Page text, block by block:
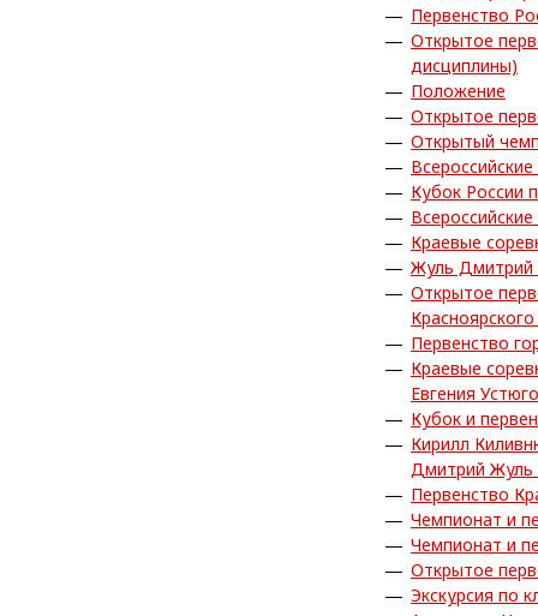
Первенство
Открытое
дисциплины)
Положение
Открытое
Открытый
Кубок России
Краевые
Жуль Дмитрий
Открытое
Первенство
Краевые
Евгения
Кубок и
Кирилл
Дмитрий Жуль
Первенство
Чемпионат и
Чемпионат и
Открытое
Экскурсия по